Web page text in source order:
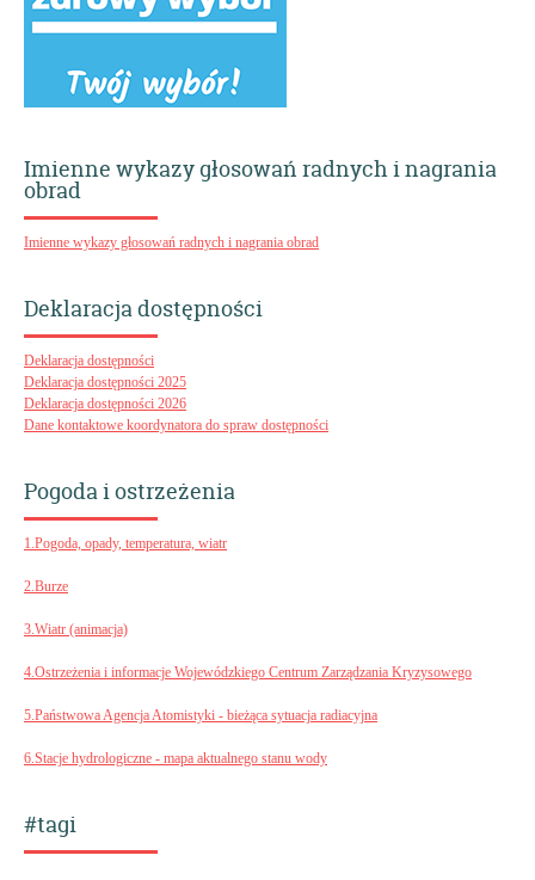
Imienne wykazy głosowań radnych i nagrania
obrad
Imienne wykazy głosowań radnych i nagrania obrad
Deklaracja dostępności
Deklaracja dostępności
Deklaracja dostępności 2025
Deklaracja dostępności 2026
Dane kontaktowe koordynatora do spraw dostępności
Pogoda i ostrzeżenia
1.Pogoda, opady, temperatura, wiatr
2.Burze
3.Wiatr (animacja)
4.Ostrzeżenia i informacje Wojewódzkiego Centrum Zarządzania Kryzysowego
5.Państwowa Agencja Atomistyki - bieżąca sytuacja radiacyjna
6.Stacje hydrologiczne - mapa aktualnego stanu wody
#tagi